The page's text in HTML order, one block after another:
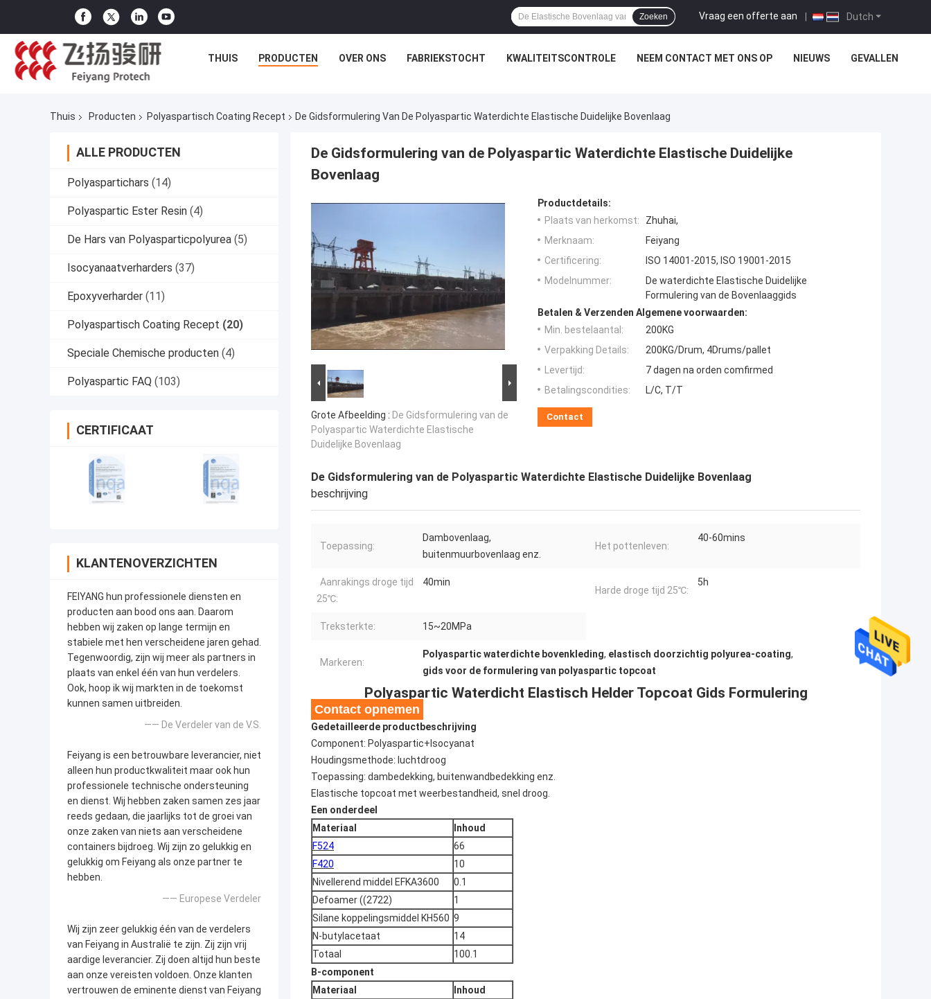
Dutch
Vraag een offerte aan |
Zoeken
THUIS PRODUCTEN OVER ONS FABRIEKSTOCHT KWALITEITSCONTROLE NEEM CONTACT MET ONS OP NIEUWS GEVALLEN
Thuis Producten Polyaspartisch Coating Recept De Gidsformulering Van De Polyaspartic Waterdichte Elastische Duidelijke Bovenlaag
ALLE PRODUCTEN
Polyaspartichars (14)
Polyaspartic Ester Resin (4)
De Hars van Polyasparticpolyurea (5)
Isocyanaatverharders (37)
Epoxyverharder (11)
Polyaspartisch Coating Recept (20)
Speciale Chemische producten (4)
Polyaspartic FAQ (103)
CERTIFICAAT
KLANTENOVERZICHTEN
FEIYANG hun professionele diensten en
producten aan bood ons aan. Daarom
hebben wij zaken op lange termijn en
stabiele met hen verscheidene jaren gehad.
Tegenwoordig, zijn wij meer als partners in
plaats van enkel één van hun verdelers.
Ook, hoop ik wij markten in de toekomst
kunnen samen uitbreiden.
—— De Verdeler van de V.S.
Feiyang is een betrouwbare leverancier, niet
alleen hun productkwaliteit maar ook hun
professionele technische ondersteuning
en dienst. Wij hebben zaken samen zes jaar
reeds gedaan, die jaarlijks tot de groei van
onze zaken van niets aan verscheidene
containers bijdroeg. Wij zijn zo gelukkig en
gelukkig om Feiyang als onze partner te
hebben.
—— Europese Verdeler
Wij zijn zeer gelukkig één van de verdelers
van Feiyang in Australië te zijn. Zij zijn vrij
aardige leverancier. Zij doen altijd hun beste
aan onze vereisten voldoen. Onze klanten
vertrouwen de eminente dienst van Feiyang
De Gidsformulering van de Polyaspartic Waterdichte Elastische Duidelijke
Bovenlaag
Grote Afbeelding : De Gidsformulering van de
Polyaspartic Waterdichte Elastische
Duidelijke Bovenlaag
Productdetails:
Plaats van herkomst:
Zhuhai,
Merknaam:
Feiyang
Certificering:
ISO 14001-2015, ISO 19001-2015
Modelnummer:
De waterdichte Elastische Duidelijke
Formulering van de Bovenlaaggids
Betalen & Verzenden Algemene voorwaarden:
Min. bestelaantal:
200KG
Verpakking Details:
200KG/Drum, 4Drums/pallet
Levertijd:
7 dagen na orden comfirmed
Betalingscondities:
L/C, T/T
Contact
De Gidsformulering van de Polyaspartic Waterdichte Elastische Duidelijke Bovenlaag
beschrijving
Toepassing:
Dambovenlaag,
buitenmuurbovenlaag enz.
Het pottenleven:
40-60mins
Aanrakings droge tijd
25℃:
40min
Harde droge tijd 25℃:
5h
Treksterkte: 15~20MPa
Markeren:
Polyaspartic waterdichte bovenkleding, elastisch doorzichtig polyurea-coating,
gids voor de formulering van polyaspartic topcoat
Polyaspartic Waterdicht Elastisch Helder Topcoat Gids Formulering
Contact opnemen
Gedetailleerde productbeschrijving
Component: Polyaspartic+Isocyanat
Houdingsmethode: luchtdroog
Toepassing: dambedekking, buitenwandbedekking enz.
Elastische topcoat met weerbestandheid, snel droog.
Een onderdeel
Materiaal
Inhoud
F524
66
F420
10
Nivellerend middel EFKA3600
0.1
Defoamer ((2722)
1
Silane koppelingsmiddel KH560 9
N-butylacetaat
14
Totaal
100.1
B-component
Materiaal
Inhoud